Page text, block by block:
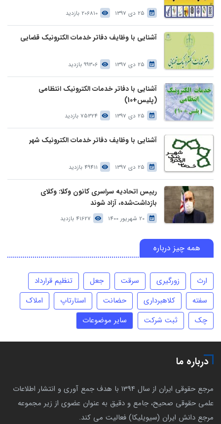
25 دی 1397 206810 بازدید
آشنایی با وظایف دفاتر خدمات الکترونیک قضایی
25 دی 1397 99306 بازدید
آشنایی با دفاتر خدمات الکترونیک انتظامی
(پلیس+10)
25 دی 1397 75324 بازدید
آشنایی با وظایف دفاتر خدمات الکترونیک شهر
25 دی 1397 49411 بازدید
رییس اتحادیه سراسری کانون وکلا: وکلای
بازداشت‌شده، آزاد شوند
20 شهریور 1400 41627 بازدید
همه چیز درباره
ارث زورگیری سرقت جعل
تنظیم قرارداد
سفته
کلاهبرداری حضانت استارتاپ
املاک
چک
ثبت شرکت سایر موضوعات
درباره ما
مرجع حقوقی ایران از سال 1394 با هدف جمع آوری و انتشار اطلاعات
علمی حقوقی صحیح، جامع و دقیق به عنوان عضوی از زیر مجموعه
مرجع دانش ایران (سیویلیکا) فعالیت می کند.